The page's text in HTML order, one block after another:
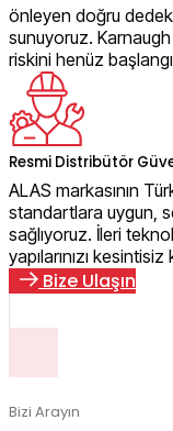
önleyen doğru
sunuyoruz.
riskini henüz
Resmi Distribütör
ALAS markasının
standartlara uygun,
sağlıyoruz. İleri
yapılarınızı
Bize Ulaşın
Bizi Arayın